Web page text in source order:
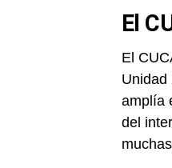
El
El
Unidad
amplía
del